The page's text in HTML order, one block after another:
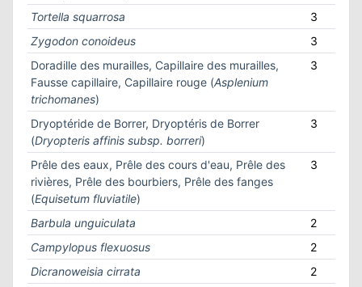
Tortella squarrosa
3
Zygodon conoideus
3
Doradille des murailles, Capillaire des murailles,
Fausse capillaire, Capillaire rouge (Asplenium
trichomanes)
3
Dryoptéride de Borrer, Dryoptéris de Borrer
(Dryopteris affinis subsp. borreri)
3
Prêle des eaux, Prêle des cours d'eau, Prêle des
rivières, Prêle des bourbiers, Prêle des fanges
(Equisetum fluviatile)
3
Barbula unguiculata
2
Campylopus flexuosus
2
Dicranoweisia cirrata
2